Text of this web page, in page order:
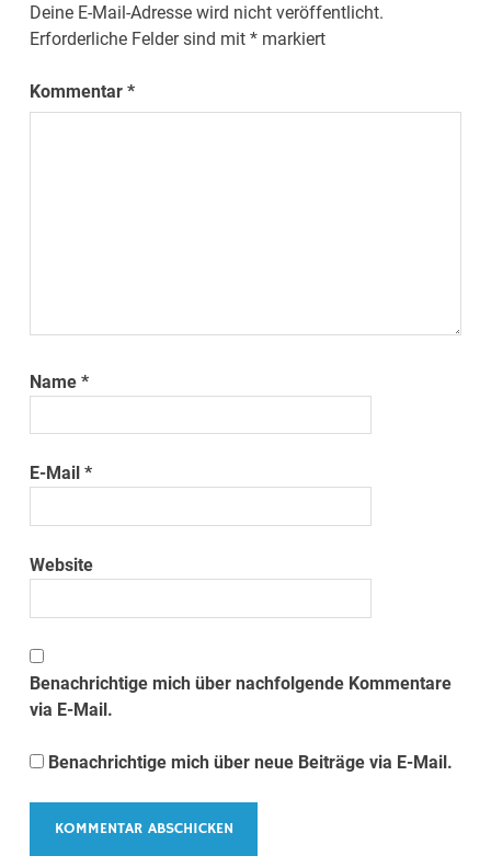
Deine E-Mail-Adresse wird nicht veröffentlicht.
Erforderliche Felder sind mit* markiert
Kommentar*
Name*
E-Mail*
Website
Benachrichtige mich über nachfolgende Kommentare
via E-Mail.
Benachrichtige mich über neue Beiträge via E-Mail.